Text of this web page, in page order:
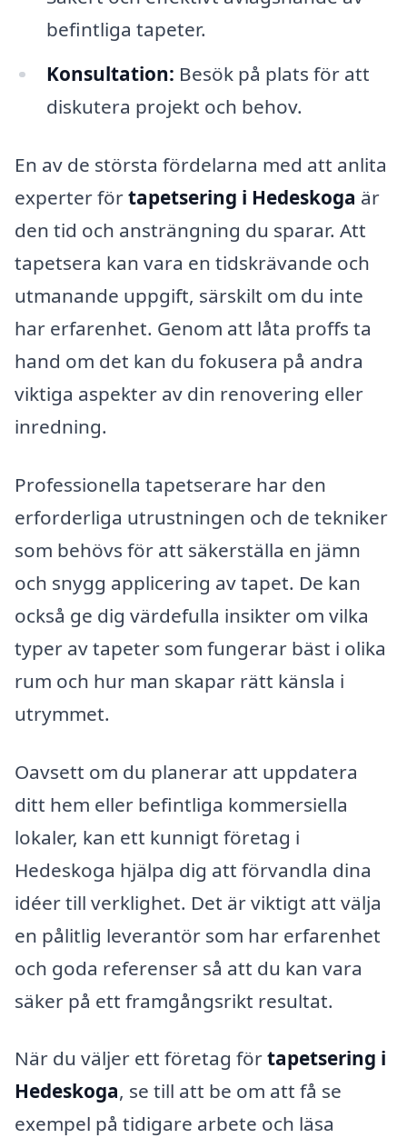
befintliga tapeter.
Konsultation: Besök på plats för att
diskutera projekt och behov.
En av de största fördelarna med att anlita
experter förtapetsering i Hedeskoga är
den tid och ansträngning du sparar. Att
tapetsera kan vara en tidskrävande och
utmanande uppgift, särskilt om du inte
har erfarenhet. Genom att låta proffs ta
hand om det kan du fokusera på andra
viktiga aspekter av din renovering eller
inredning.
Professionella tapetserare har den
erforderliga utrustningen och de tekniker
som behövs för att säkerställa en jämn
och snygg applicering av tapet. De kan
också ge dig värdefulla insikter om vilka
typer av tapeter som fungerar bäst i olika
rum och hur man skapar rätt känsla i
utrymmet.
Oavsett om du planerar att uppdatera
ditt hem eller befintliga kommersiella
lokaler, kan ett kunnigt företag i
Hedeskoga hjälpa dig att förvandla dina
idéer till verklighet. Det är viktigt att välja
en pålitlig leverantör som har erfarenhet
och goda referenser så att du kan vara
säker på ett framgångsrikt resultat.
När du väljer ett företag förtapetsering i
Hedeskoga, se till att be om att få se
exempel på tidigare arbete och läsa